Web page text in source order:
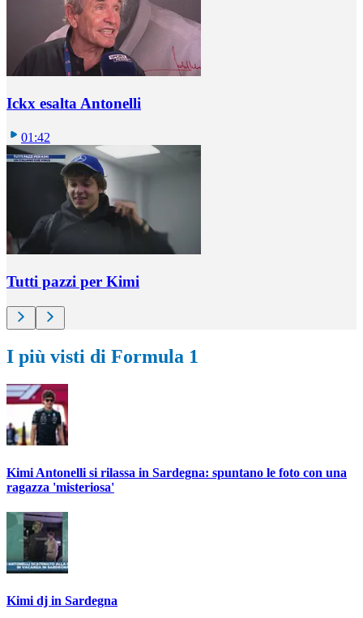
Ickx esalta Antonelli
01:42
Tutti pazzi per Kimi
I più visti di Formula 1
Kimi Antonelli si rilassa in Sardegna: spuntano le foto con una
ragazza 'misteriosa'
Kimi dj in Sardegna